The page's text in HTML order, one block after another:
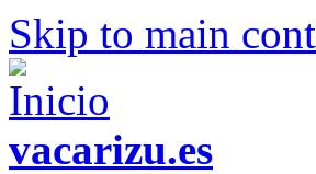
Skip to main
vacarizu.es